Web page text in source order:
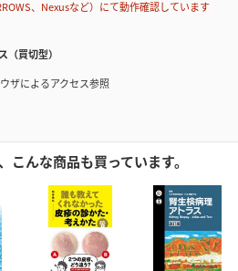
、Nexusなど）にて動作確認しています
（買切型）
ザによるアクセス参照
こんな商品も買っています。